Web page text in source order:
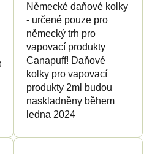
Německé daňové kolky
- určené pouze pro
německý trh pro
vapovací produkty
Canapuff! Daňové
kolky pro vapovací
produkty 2ml budou
naskladněny během
ledna 2024